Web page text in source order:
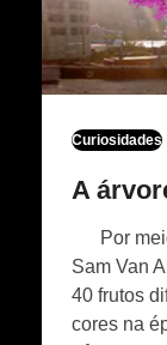
Curiosidades
A
Por meio
Sam Van
40 frutos
cores na